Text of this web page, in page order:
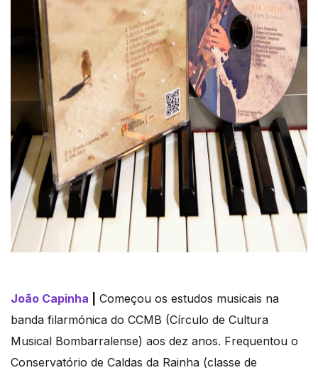
João Capinha
Começou os estudos musicais na
banda filarmónica do CCMB (Círculo de Cultura
Musical Bombarralense) aos dez anos. Frequentou o
Conservatório de Caldas da Rainha (classe de